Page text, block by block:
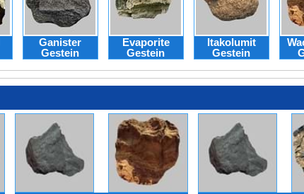
Ganister
Gestein
Evaporite
Gestein
Itakolumit
Gestein